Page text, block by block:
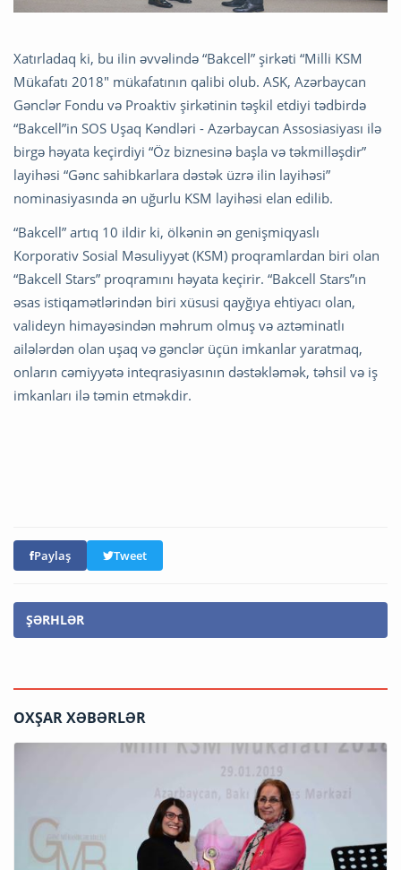
Xatırladaq ki, bu ilin əvvəlində “Bakcell” şirkəti “Milli KSM
Mükafatı 2018″ mükafatının qalibi olub. ASK, Azərbaycan
Gənclər Fondu və Proaktiv şirkətinin təşkil etdiyi tədbirdə
“Bakcell”in SOS Uşaq Kəndləri - Azərbaycan Assosiasiyası ilə
birgə həyata keçirdiyi “Öz biznesinə başla və təkmilləşdir”
layihəsi “Gənc sahibkarlara dəstək üzrə ilin layihəsi”
nominasiyasında ən uğurlu KSM layihəsi elan edilib.
“Bakcell” artıq 10 ildir ki, ölkənin ən genişmiqyaslı
Korporativ Sosial Məsuliyyət (KSM) proqramlardan biri olan
“Bakcell Stars” proqramını həyata keçirir. “Bakcell Stars”ın
əsas istiqamətlərindən biri xüsusi qayğıya ehtiyacı olan,
valideyn himayəsindən məhrum olmuş və aztəminatlı
ailələrdən olan uşaq və gənclər üçün imkanlar yaratmaq,
onların cəmiyyətə inteqrasiyasının dəstəkləmək, təhsil və iş
imkanları ilə təmin etməkdir.
Paylaş Tweet
ŞƏRHLƏR
OXŞAR XƏBƏRLƏR